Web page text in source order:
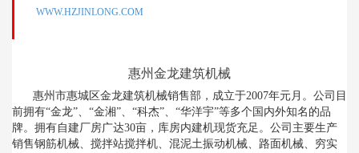
WWW.HZJINLONG.COM
惠州金龙建筑机械
惠州市惠城区金龙建筑机械销售部，成立于2007年元月。公司目
前拥有“金龙”、“金湘”、“科杰”、“华洋宇”等多个国内外知名的品
牌。拥有自建厂房广达30亩，库房内建机现货充足。公司主要生产
销售钢筋机械、搅拌站搅拌机、混泥土振动机械、路面机械、穷实